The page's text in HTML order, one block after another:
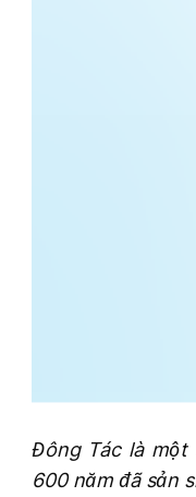
Đông Tác là một
600 năm đã sản